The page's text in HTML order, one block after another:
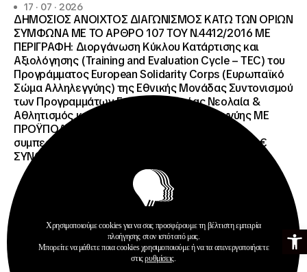
Ανοίξτε
17 · 07 · 2026
ΔΗΜΟΣΙΟΣ ΑΝΟΙΧΤΟΣ ΔΙΑΓΩΝΙΣΜΟΣ ΚΑΤΩ ΤΩΝ ΟΡΙΩΝ
ΣΥΜΦΩΝΑ ΜΕ ΤΟ ΑΡΘΡΟ 107 ΤΟΥ Ν.4412/2016 ΜΕ
ΠΕΡΙΓΡΑΦΗ: Διοργάνωση Κύκλου Κατάρτισης και
Αξιολόγησης (Training and Evaluation Cycle – TEC) του
Προγράμματος European Solidarity Corps (Ευρωπαϊκό
Σώμα Αλληλεγγύης) της Εθνικής Μονάδας Συντονισμού
των Προγραμμάτων Erasmus+/Τομέας Νεολαία &
Αθλητισμός και Ευρωπαϊκό Σώμα Αλληλεγγύης ΜΕ
ΠΡΟΫΠΟΛΓΙΣΜΟ:258.064,52 € μη
συμπεριλαμβανομένου του Φ.Π.Α. ΦΠΑ 61.935,48€
ΣΥΝΟΛΙΚΗ ΑΞΙΑ 320.000,00 €.
Χρησιμοποιούμε cookies για να σας προσφέρουμε τη βέλτιστη εμπειρία
πλοήγησης στον ιστότοπό μας.
Μπορείτε να μάθετε ποια cookies χρησιμοποιούμε ή να τα απενεργοποιήσετε
στιςρυθμίσεις.